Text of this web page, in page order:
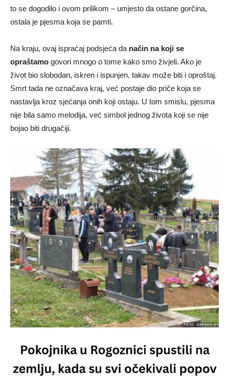
to se dogodilo i ovom prilikom – umjesto da ostane gorčina,
ostala je pjesma koja se pamti.
Na kraju, ovaj ispraćaj podsjeća da način na koji se
opraštamo govori mnogo o tome kako smo živjeli. Ako je
život bio slobodan, iskren i ispunjen, takav može biti i oproštaj.
Smrt tada ne označava kraj, već postaje dio priče koja se
nastavlja kroz sjećanja onih koji ostaju. U tom smislu, pjesma
nije bila samo melodija, već simbol jednog života koji se nije
bojao biti drugačiji.